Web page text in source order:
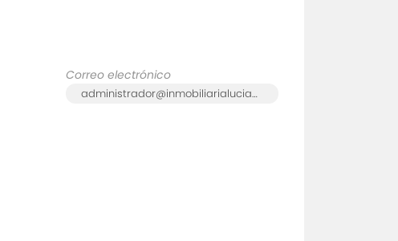
Correo electrónico
administrador@inmobiliarialuciaprada.com